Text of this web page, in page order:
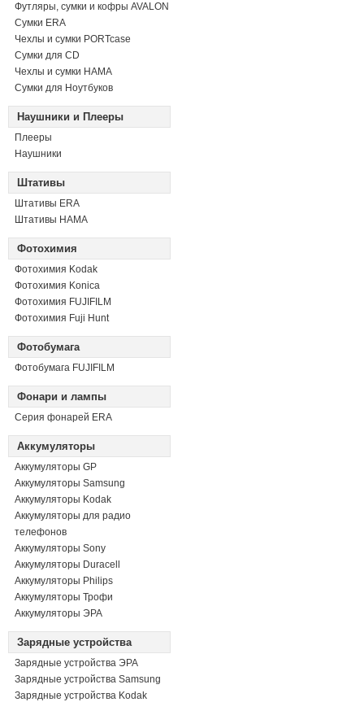
Футляры, сумки и кофры AVALON
Сумки ERA
Чехлы и сумки PORTcase
Сумки для CD
Чехлы и сумки HAMA
Сумки для Ноутбуков
Наушники и Плееры
Плееры
Наушники
Штативы
Штативы ERA
Штативы HAMA
Фотохимия
Фотохимия Kodak
Фотохимия Konica
Фотохимия FUJIFILM
Фотохимия Fuji Hunt
Фотобумага
Фотобумага FUJIFILM
Фонари и лампы
Серия фонарей ERA
Аккумуляторы
Аккумуляторы GP
Аккумуляторы Samsung
Аккумуляторы Kodak
Аккумуляторы для радио
телефонов
Аккумуляторы Sony
Аккумуляторы Duracell
Аккумуляторы Philips
Аккумуляторы Трофи
Аккумуляторы ЭРА
Зарядные устройства
Зарядные устройства ЭРА
Зарядные устройства Samsung
Зарядные устройства Kodak